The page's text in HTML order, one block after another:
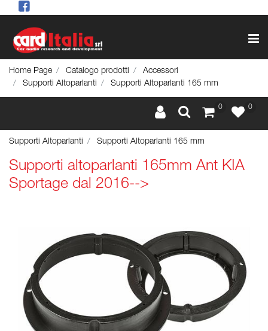
Home Page Catalogo prodotti
Accessori
Supporti Altoparlanti
Supporti Altoparlanti 165 mm
0 0
Supporti Altoparlanti Supporti Altoparlanti 165 mm
Supporti altoparlanti 165mm Ant KIA
Sportage dal 2016-->